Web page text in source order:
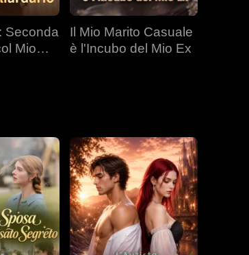
Seconda
Mio
Il Mio Marito Casuale
è l'Incubo del Mio Ex